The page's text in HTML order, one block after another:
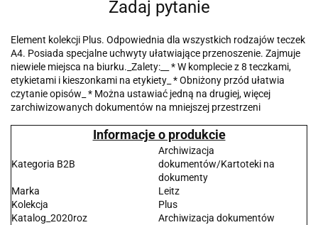
Zadaj pytanie
Element kolekcji Plus. Odpowiednia dla wszystkich rodzajów teczek
A4. Posiada specjalne uchwyty ułatwiające przenoszenie. Zajmuje
niewiele miejsca na biurku._Zalety:__ * W komplecie z 8 teczkami,
etykietami i kieszonkami na etykiety_ * Obniżony przód ułatwia
czytanie opisów_ * Można ustawiać jedną na drugiej, więcej
zarchiwizowanych dokumentów na mniejszej przestrzeni
Informacje o produkcie
Kategoria B2B
Archiwizacja
dokumentów/Kartoteki na
dokumenty
Marka
Leitz
Kolekcja
Plus
Katalog_2020roz
Archiwizacja dokumentów